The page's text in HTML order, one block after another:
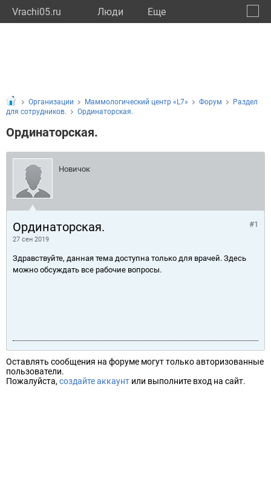
Vrachi05.ru Люди Eще
Организации Маммологический центр «L7» Форум
Раздел
для сотрудников.
Ординаторская.
Ординаторская.
Новичок
Ординаторская.
27 сен 2019
#1
Здравствуйте, данная тема доступна только для врачей. Здесь
можно обсуждать все рабочие вопросы.
Оставлять сообщения на форуме могут только авторизованные
пользователи.
Пожалуйста, создайте аккаунт или выполните вход на сайт.